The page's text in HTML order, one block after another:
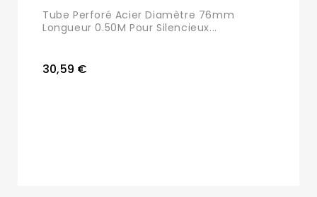
Tube Perforé Acier Diamètre 76mm
Longueur 0.50M Pour Silencieux...
30,59 €